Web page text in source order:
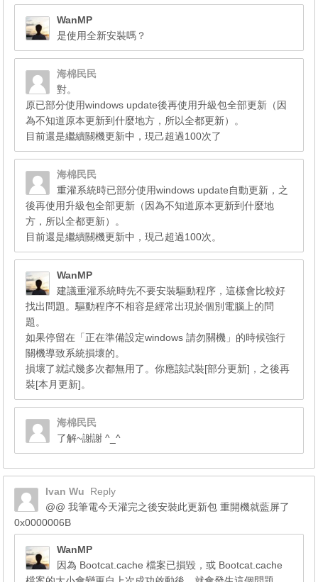
WanMP
是使用全新安裝嗎？
海棉民民
對。
原已部分使用windows update後再使用升級包全部更新（因
為不知道原本更新到什麼地方，所以全都更新）。
目前還是繼續關機更新中，現己超過100次了
海棉民民
重灌系統時已部分使用windows update自動更新，之
後再使用升級包全部更新（因為不知道原本更新到什麼地
方，所以全都更新）。
目前還是繼續關機更新中，現己超過100次。
WanMP
建議重灌系統時先不要安裝驅動程序，這樣會比較好
找出問題。驅動程序不相容是經常出現於個別電腦上的問
題。
如果停留在「正在準備設定windows 請勿關機」的時候強行
關機導致系統損壞的。
損壞了就試幾多次都無用了。你應該試裝[部分更新]，之後再
裝[本月更新]。
海棉民民
了解~謝謝 ^_^
Ivan Wu
Reply
@@ 我筆電今天灌完之後安裝此更新包 重開機就藍屏了
0x0000006B
WanMP
因為 Bootcat.cache 檔案已損毀，或 Bootcat.cache